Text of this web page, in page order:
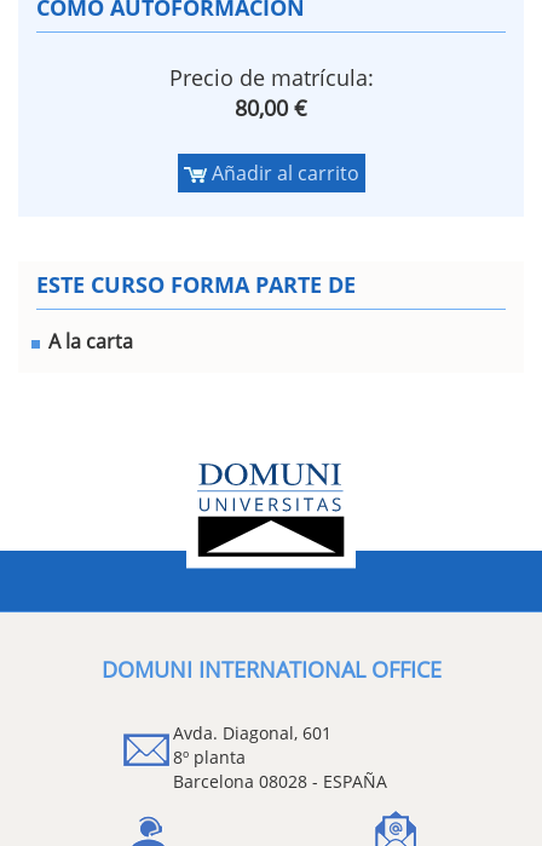
COMO AUTOFORMACIÓN
Precio de matrícula:
80,00 €
Añadir al carrito
ESTE CURSO FORMA PARTE DE
A la carta
DOMUNI INTERNATIONAL OFFICE
Avda. Diagonal, 601
8º planta
Barcelona 08028 - ESPAÑA